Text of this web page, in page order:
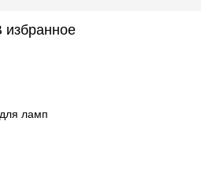
избранное
ламп